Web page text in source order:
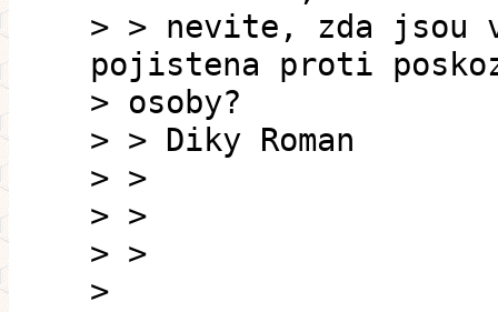
> > nevite, zda jsou
pojistena proti
> osoby?
> > Diky Roman
> >
> >
> >
>